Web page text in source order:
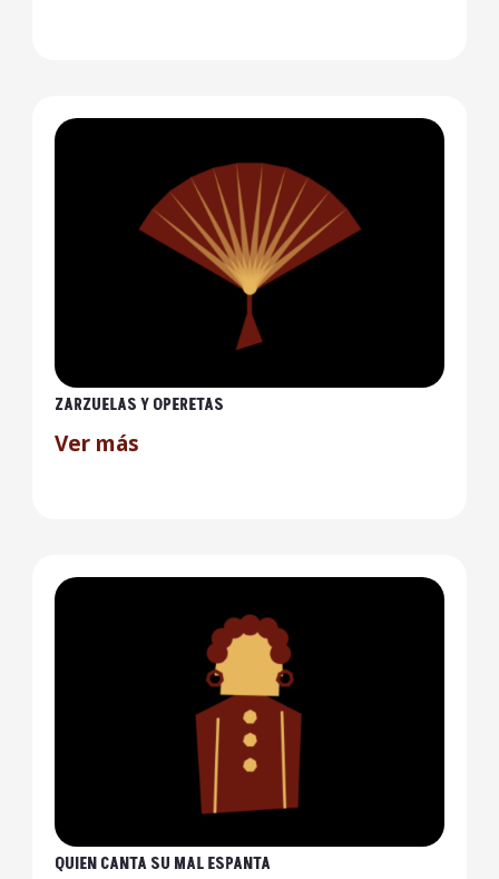
ZARZUELAS Y OPERETAS
Ver más
QUIEN CANTA SU MAL ESPANTA